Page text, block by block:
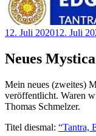
Veröffentlicht
12. Juli 202012. Juli
Neues
Mein neues (zweites)
veröffentlicht. Waren
Thomas Schmelzer.
Titel diesmal: “Tantra,